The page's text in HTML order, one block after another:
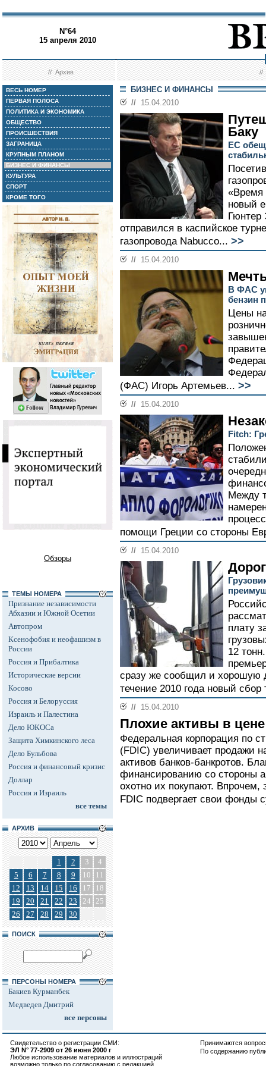
N°64
15 апреля 2010
//Архив //
ВЕСЬ НОМЕР
ПЕРВАЯ ПОЛОСА
ПОЛИТИКА И ЭКОНОМИКА
ОБЩЕСТВО
ПРОИСШЕСТВИЯ
ЗАГРАНИЦА
КРУПНЫМ ПЛАНОМ
БИЗНЕС И ФИНАНСЫ
КУЛЬТУРА
СПОРТ
КРОМЕ ТОГО
Обзоры
ТЕМЫ НОМЕРА
Признание независимости
Абхазии и Южной Осетии
Автопром
Ксенофобия и неофашизм в
России
Россия и Прибалтика
Исторические версии
Косово
Россия и Белоруссия
Израиль и Палестина
Дело ЮКОСа
Защита Химкинского леса
Дело Бульбова
Россия и финансовый кризис
Доллар
Россия и Израиль
все темы
АРХИВ
1 2 3
4
5
6 7 8 9 10
11
12
13 14 15 16 17
18
19
20 21 22 23 24 25
26
27 28 29 30
ПОИСК
ПЕРСОНЫ НОМЕРА
Бакиев Курманбек
Медведев Дмитрий
все персоны
БИЗНЕС И ФИНАНСЫ
// 15.04.2010
Баку
ЕС
«Время
новый
Гюнтер
отправился в каспийское
газопровода Nabucco... >>
// 15.04.2010
В ФАС
бензин
Цены
(ФАС) Игорь Артемьев... >>
// 15.04.2010
Fitch:
Между
помощи Греции со стороны
// 15.04.2010
плату
12
сразу же сообщил и хорошую
течение 2010 года новый
// 15.04.2010
Плохие активы в цене
Федеральная корпорация по
(FDIC) увеличивает продажи
активов банков-банкротов.
финансированию со стороны
охотно их покупают. Впрочем,
FDIC подвергает свои
Свидетельство о регистрации СМИ:
ЭЛ N° 77-2909 от 26 июня 2000 г
Любое использование материалов и иллюстраций
возможно только по согласованию с редакцией
Принимаются
По содержанию